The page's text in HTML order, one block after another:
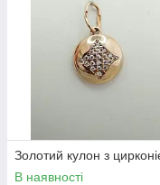
Золотий кулон з
В наявності